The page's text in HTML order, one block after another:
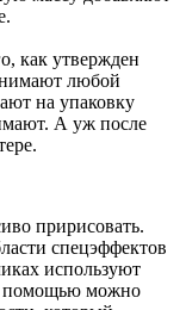
как утвержден
любой
на упаковку
А уж после
пририсовать.
спецэффектов
используют
помощью можно